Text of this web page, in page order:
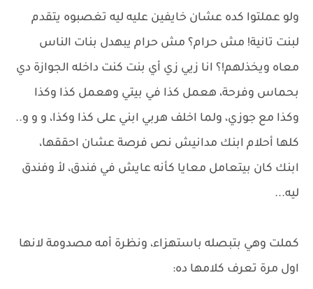
ولو عملتوا كده عشان خايفين عليه ليه تغصبوه يتقدم
لبنت تانية! مش حرام؟ مش حرام يبهدل بنات الناس
معاه ويخذلهم!؟ انا زيي زي أي بنت كنت داخله الجوازة دي
بحماس وفرحة، هعمل كذا في بيتي وهعمل كذا وكذا
وكذا مع جوزي، ولما اخلف هربي ابني على كذا وكذا، و و و..
كلها أحلام ابنك مدانيش نص فرصة عشان احققها،
ابنك كان بيتعامل معايا كأنه عايش في فندق، لأ وفندق
ليه...
كملت وهي بتبصله باستهزاء، ونظرة أمه مصدومة لانها
اول مرة تعرف كلامها ده: